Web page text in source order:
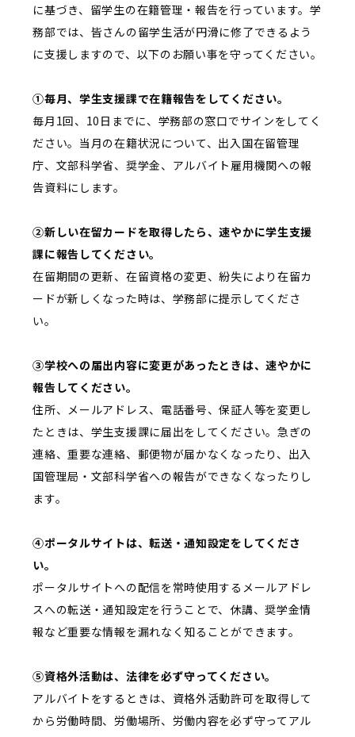
に基づき、留学生の在籍管理・報告を行っています。学
務部では、皆さんの留学生活が円滑に修了できるよう
に支援しますので、以下のお願い事を守ってください。
①毎月、学生支援課で在籍報告をしてください。
毎月1回、10日までに、学務部の窓口でサインをしてく
ださい。当月の在籍状況について、出入国在留管理
庁、文部科学省、奨学金、アルバイト雇用機関への報
告資料にします。
②新しい在留カードを取得したら、速やかに学生支援
課に報告してください。
在留期間の更新、在留資格の変更、紛失により在留カ
ードが新しくなった時は、学務部に提示してくださ
い。
③学校への届出内容に変更があったときは、速やかに
報告してください。
住所、メールアドレス、電話番号、保証人等を変更し
たときは、学生支援課に届出をしてください。急ぎの
連絡、重要な連絡、郵便物が届かなくなったり、出入
国管理局・文部科学省への報告ができなくなったりし
ます。
④ポータルサイトは、転送・通知設定をしてくださ
い。
ポータルサイトへの配信を常時使用するメールアドレ
スへの転送・通知設定を行うことで、休講、奨学金情
報など重要な情報を漏れなく知ることができます。
⑤資格外活動は、法律を必ず守ってください。
アルバイトをするときは、資格外活動許可を取得して
から労働時間、労働場所、労働内容を必ず守ってアル